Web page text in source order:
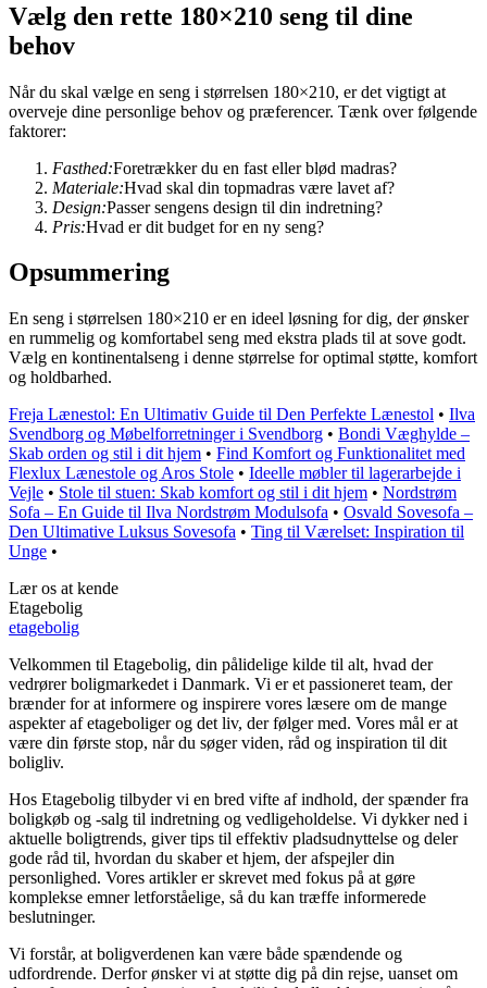
Vælg den rette 180×210 seng til dine
behov
Når du skal vælge en seng i størrelsen 180×210, er det vigtigt at
overveje dine personlige behov og præferencer. Tænk over følgende
faktorer:
Fasthed:Foretrækker du en fast eller blød madras?
Materiale:Hvad skal din topmadras være lavet af?
Design:Passer sengens design til din indretning?
Pris:Hvad er dit budget for en ny seng?
Opsummering
En seng i størrelsen 180×210 er en ideel løsning for dig, der ønsker
en rummelig og komfortabel seng med ekstra plads til at sove godt.
Vælg en kontinentalseng i denne størrelse for optimal støtte, komfort
og holdbarhed.
Freja Lænestol: En Ultimativ Guide til Den Perfekte Lænestol • Ilva
Svendborg og Møbelforretninger i Svendborg • Bondi Væghylde –
Skab orden og stil i dit hjem • Find Komfort og Funktionalitet med
Flexlux Lænestole og Aros Stole • Ideelle møbler til lagerarbejde i
Vejle • Stole til stuen: Skab komfort og stil i dit hjem • Nordstrøm
Sofa – En Guide til Ilva Nordstrøm Modulsofa • Osvald Sovesofa –
Den Ultimative Luksus Sovesofa • Ting til Værelset: Inspiration til
Unge •
Lær os at kende
Etagebolig
etagebolig
Velkommen til Etagebolig, din pålidelige kilde til alt, hvad der
vedrører boligmarkedet i Danmark. Vi er et passioneret team, der
brænder for at informere og inspirere vores læsere om de mange
aspekter af etageboliger og det liv, der følger med. Vores mål er at
være din første stop, når du søger viden, råd og inspiration til dit
boligliv.
Hos Etagebolig tilbyder vi en bred vifte af indhold, der spænder fra
boligkøb og -salg til indretning og vedligeholdelse. Vi dykker ned i
aktuelle boligtrends, giver tips til effektiv pladsudnyttelse og deler
gode råd til, hvordan du skaber et hjem, der afspejler din
personlighed. Vores artikler er skrevet med fokus på at gøre
komplekse emner letforståelige, så du kan træffe informerede
beslutninger.
Vi forstår, at boligverdenen kan være både spændende og
udfordrende. Derfor ønsker vi at støtte dig på din rejse, uanset om